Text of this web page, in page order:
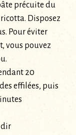
précuite du
Disposez
Pour éviter
vous pouvez
20
effilées, puis